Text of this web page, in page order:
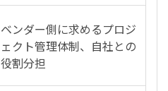
ベンダー側に求めるプロジ
ェクト管理体制、自社との
役割分担